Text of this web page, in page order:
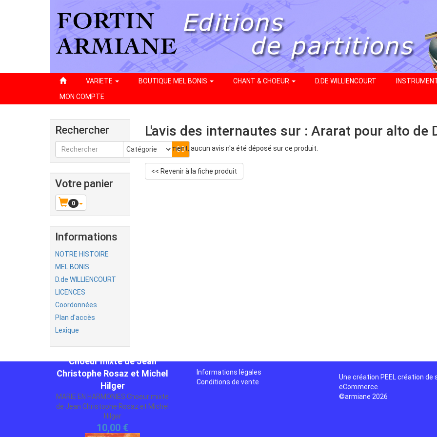
VARIETE BOUTIQUE MEL BONIS CHANT & CHOEUR D.DE WILLIENCOURT
MON COMPTE
Rechercher
Votre panier
0
Informations
NOTRE HISTOIRE
MEL BONIS
D.de WILLIENCOURT
LICENCES
Coordonnées
Plan d'accès
Lexique
L'avis des internautes sur : Ararat pour alto de
Actuellement, aucun avis n'a été déposé sur ce produit.
<< Revenir à la fiche produit
MARIE EN HARMONIES
Christophe Rosaz et Michel
Hilger
MARIE EN HARMONIES Choeur mixte
de Jean Christophe Rosaz et Michel
Hilger
10,00 €
Informations légales
Conditions de vente
Une création PEEL création de
eCommerce
©armiane 2026